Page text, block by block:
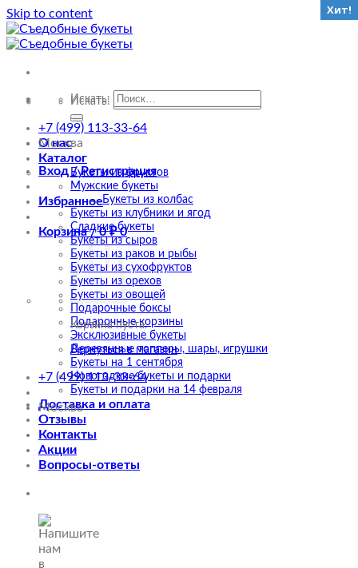
Skip to content
Искать:
О нас
Каталог
Букеты из фруктов
Мужские букеты
Букеты из колбас
Букеты из клубники и ягод
Сладкие букеты
Букеты из сыров
Букеты из раков и рыбы
Букеты из сухофруктов
Букеты из орехов
Букеты из овощей
Подарочные боксы
Подарочные корзины
Эксклюзивные букеты
Деревянные топперы, шары, игрушки
Букеты на 1 сентября
Новогодние букеты и подарки
Букеты и подарки на 14 февраля
Доставка и оплата
Отзывы
Контакты
Акции
Вопросы-ответы
Искать:
+7 (499) 113-33-64
Москва
Вход / Регистрация
Избранное
Корзина /0₽ 0
Корзина пуста.
Вернуться в магазин
+7 (499) 113-33-64
Москва
Хит!
Хит!
Хит!
Хит!
Хит!